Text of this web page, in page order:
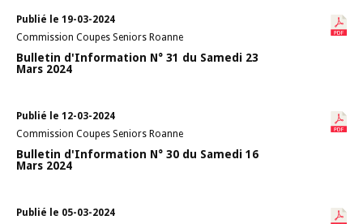
Publié le 19-03-2024
Commission Coupes Seniors Roanne
Bulletin d'Information N° 31 du Samedi 23
Mars 2024
Publié le 12-03-2024
Commission Coupes Seniors Roanne
Bulletin d'Information N° 30 du Samedi 16
Mars 2024
Publié le 05-03-2024